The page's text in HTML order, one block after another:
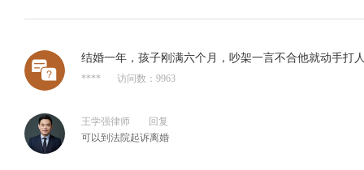
结婚一年，孩子刚满六个月，吵架一言不合他就动手打
**** 访问数：9963
王学强律师
回复
可以到法院起诉离婚